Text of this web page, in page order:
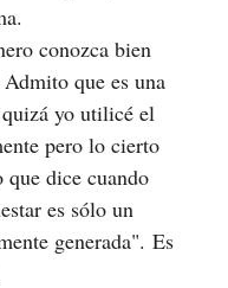
conozca bien
que es una
yo utilicé el
pero lo cierto
dice cuando
es sólo un
generada". Es